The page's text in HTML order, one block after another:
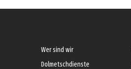
Wer sind wir
Dolmetschdienste